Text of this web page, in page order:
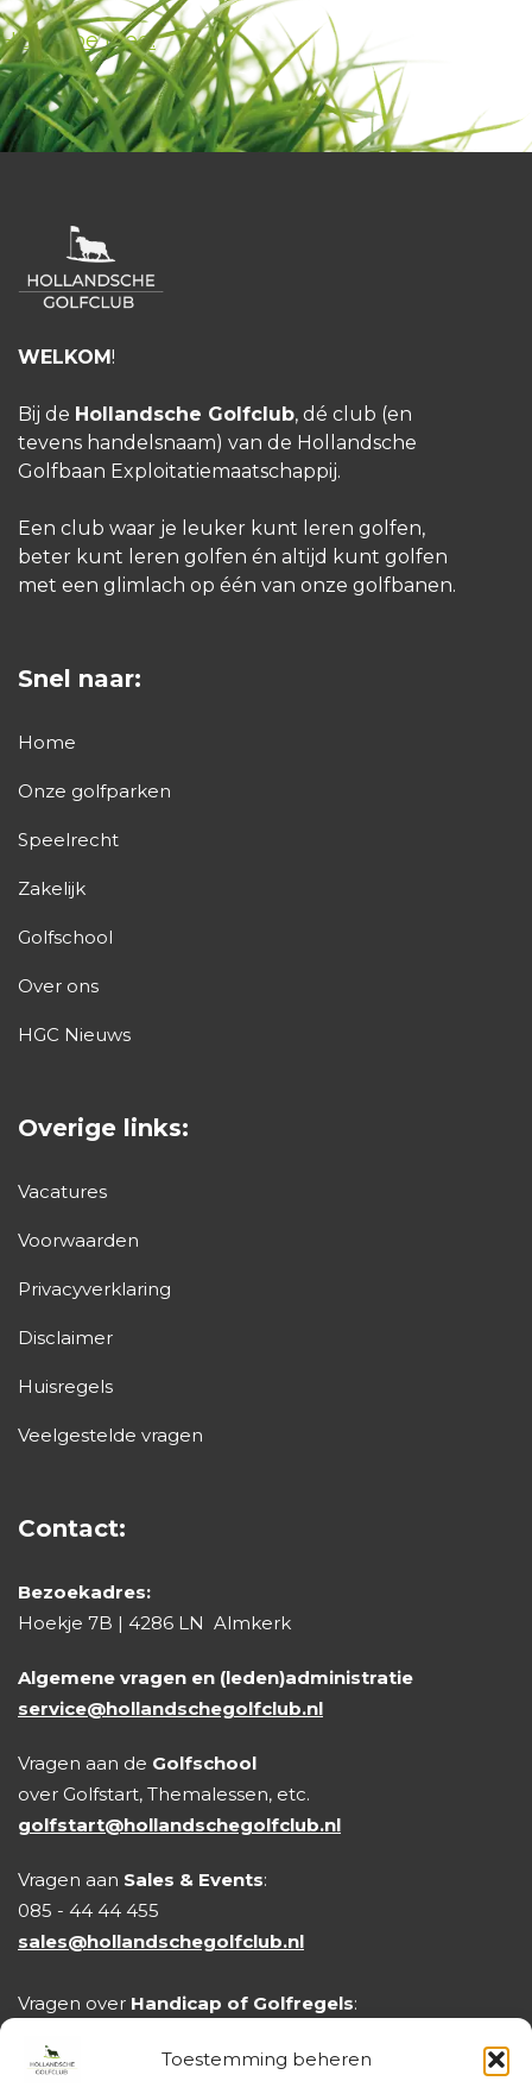
Toestemming beheren
HGC Doe Mee!
WELKOM!
Bij de Hollandsche Golfclub, dé club (en
tevens handelsnaam) van de Hollandsche
Golfbaan Exploitatiemaatschappij.
Een club waar je leuker kunt leren golfen,
beter kunt leren golfen én altijd kunt golfen
met een glimlach op één van onze golfbanen.
Snel naar:
Home
Onze golfparken
Speelrecht
Zakelijk
Golfschool
Over ons
HGC Nieuws
Overige links:
Vacatures
Voorwaarden
Privacyverklaring
Disclaimer
Huisregels
Veelgestelde vragen
Contact:
Bezoekadres:
Hoekje 7B | 4286 LN Almkerk
Algemene vragen en (leden)administratie
service@hollandschegolfclub.nl
Vragen aan de Golfschool
over Golfstart, Themalessen, etc.
golfstart@hollandschegolfclub.nl
Vragen aan Sales & Events:
085 - 44 44 455
sales@hollandschegolfclub.nl
Vragen over Handicap of Golfregels: